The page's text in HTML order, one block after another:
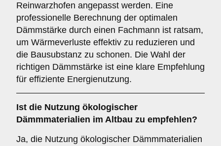
Reinwarzhofen angepasst werden. Eine
professionelle Berechnung der optimalen
Dämmstärke durch einen Fachmann ist ratsam,
um Wärmeverluste effektiv zu reduzieren und
die Bausubstanz zu schonen. Die Wahl der
richtigen Dämmstärke ist eine klare Empfehlung
für effiziente Energienutzung.
Ist die Nutzung ökologischer
Dämmmaterialien im Altbau zu empfehlen?
Ja, die Nutzung ökologischer Dämmmaterialien